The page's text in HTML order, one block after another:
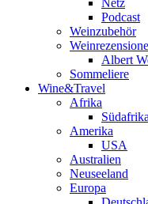
Netz
Podcast
Weinzubehör
Albert
Sommeliere
Wine&Travel
Afrika
Südafrika
Amerika
USA
Australien
Neuseeland
Europa